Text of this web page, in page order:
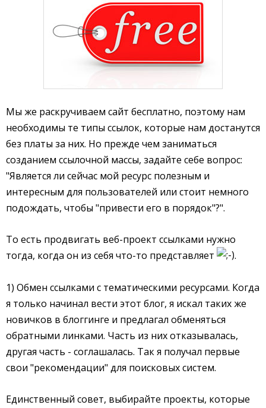
Мы же раскручиваем сайт бесплатно, поэтому нам
необходимы те типы ссылок, которые нам достанутся
без платы за них. Но прежде чем заниматься
созданием ссылочной массы, задайте себе вопрос:
"Является ли сейчас мой ресурс полезным и
интересным для пользователей или стоит немного
подождать, чтобы "привести его в порядок"?".
То есть продвигать веб-проект ссылками нужно
тогда, когда он из себя что-то представляет
.
1) Обмен ссылками с тематическими ресурсами. Когда
я только начинал вести этот блог, я искал таких же
новичков в блоггинге и предлагал обменяться
обратными линками. Часть из них отказывалась,
другая часть - соглашалась. Так я получал первые
свои "рекомендации" для поисковых систем.
Единственный совет, выбирайте проекты, которые